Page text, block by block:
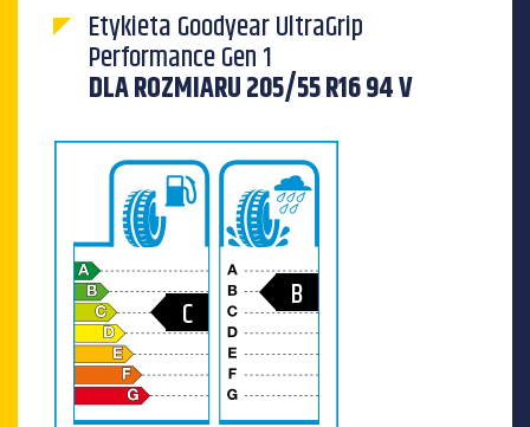
Etykieta Goodyear UltraGrip
Performance Gen 1
DLA ROZMIARU 205/55 R16 94 V
C B